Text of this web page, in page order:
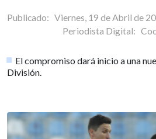
Publicado: Viernes, 19 de Abril de
Periodista Digital:
El compromiso dará inicio a una
División.